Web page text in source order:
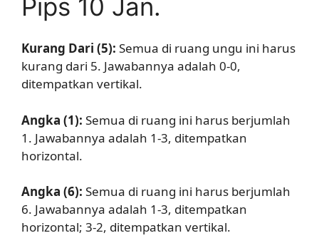
Pips 10 Jan.
Kurang Dari (5): Semua di ruang ungu ini harus
kurang dari 5. Jawabannya adalah 0-0,
ditempatkan vertikal.
Angka (1): Semua di ruang ini harus berjumlah
1. Jawabannya adalah 1-3, ditempatkan
horizontal.
Angka (6): Semua di ruang ini harus berjumlah
6. Jawabannya adalah 1-3, ditempatkan
horizontal; 3-2, ditempatkan vertikal.